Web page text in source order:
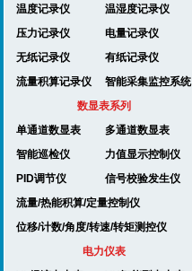
温度记录仪
温湿度记录仪
压力记录仪
电量记录仪
无纸记录仪
有纸记录仪
流量积算记录仪
智能采集监控系统
数显表系列
单通道数显表
多通道数显表
智能巡检仪
力值显示控制仪
PID调节仪
信号校验发生仪
流量/热能积算/定量控制仪
位移/计数/角度/转速/转矩测控仪
电力仪表